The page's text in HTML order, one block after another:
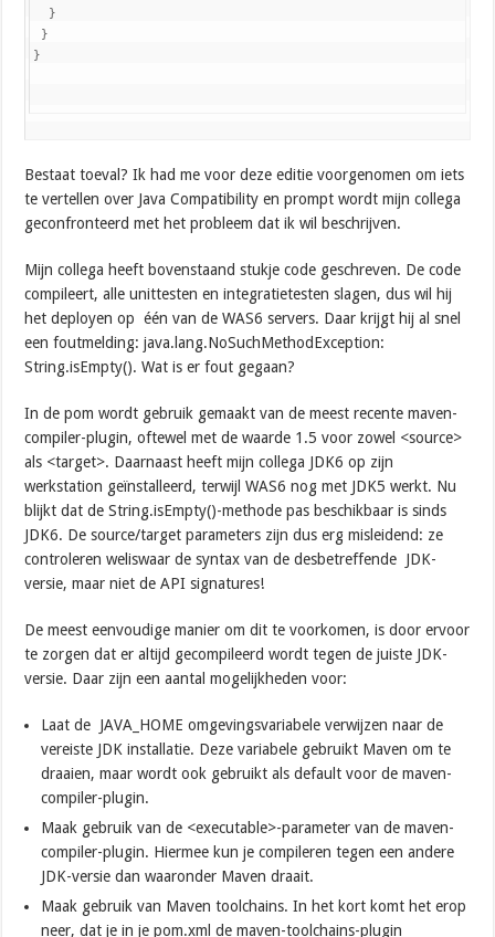
  }
}
}
Bestaat toeval? Ik had me voor deze editie voorgenomen om iets
te vertellen over Java Compatibility en prompt wordt mijn collega
geconfronteerd met het probleem dat ik wil beschrijven.
Mijn collega heeft bovenstaand stukje code geschreven. De code
compileert, alle unittesten en integratietesten slagen, dus wil hij
het deployen op één van de WAS6 servers. Daar krijgt hij al snel
een foutmelding: java.lang.NoSuchMethodException:
String.isEmpty(). Wat is er fout gegaan?
In de pom wordt gebruik gemaakt van de meest recente maven-
compiler-plugin, oftewel met de waarde 1.5 voor zowel <source>
als <target>. Daarnaast heeft mijn collega JDK6 op zijn
werkstation geïnstalleerd, terwijl WAS6 nog met JDK5 werkt. Nu
blijkt dat de String.isEmpty()-methode pas beschikbaar is sinds
JDK6. De source/target parameters zijn dus erg misleidend: ze
controleren weliswaar de syntax van de desbetreffende JDK-
versie, maar niet de API signatures!
De meest eenvoudige manier om dit te voorkomen, is door ervoor
te zorgen dat er altijd gecompileerd wordt tegen de juiste JDK-
versie. Daar zijn een aantal mogelijkheden voor:
Laat de JAVA_HOME omgevingsvariabele verwijzen naar de
vereiste JDK installatie. Deze variabele gebruikt Maven om te
draaien, maar wordt ook gebruikt als default voor de maven-
compiler-plugin.
Maak gebruik van de <executable>-parameter van de maven-
compiler-plugin. Hiermee kun je compileren tegen een andere
JDK-versie dan waaronder Maven draait.
Maak gebruik van Maven toolchains. In het kort komt het erop
neer, dat je in je pom.xml de maven-toolchains-plugin